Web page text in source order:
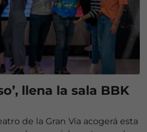
llena la sala BBK
de la Gran Vía acogerá esta